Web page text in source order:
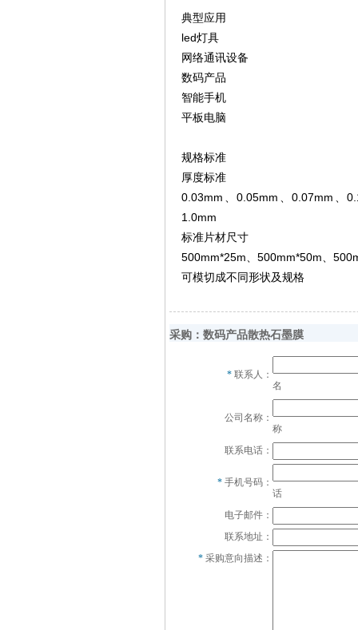
典型应用
led灯具
网络通讯设备
数码产品
智能手机
平板电脑
规格标准
厚度标准
0.03mm、0.05mm、0.07mm、
1.0mm
标准片材尺寸
500mm*25m、500mm*50m、
可模切成不同形状及规格
采购：数码产品散热石墨膜
* 联系人：
名
公司名称：
称
联系电话：
* 手机号码：
话
电子邮件：
联系地址：
* 采购意向描述：